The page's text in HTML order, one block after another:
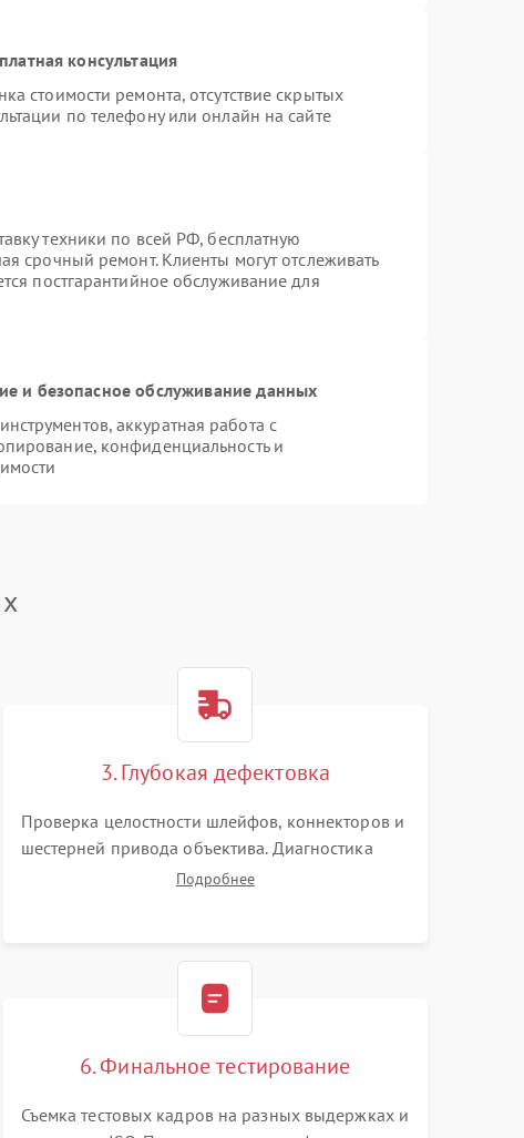
консультация
стоимости ремонта, отсутствие скрытых
по телефону или онлайн на сайте
техники по всей РФ, бесплатную
срочный ремонт. Клиенты могут отслеживать
постгарантийное обслуживание для
и безопасное обслуживание данных
аккуратная работа с
конфиденциальность и
3. Глубокая дефектовка
Проверка целостности шлейфов, коннекторов и
шестерней привода объектива. Диагностика
материнской платы, цепей питания и
Подробнее
6. Финальное тестирование
Съемка тестовых кадров на разных выдержках и